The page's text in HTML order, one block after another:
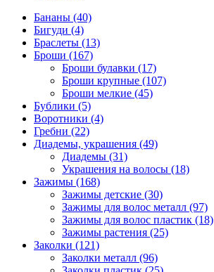
Бананы (40)
Бигуди (4)
Браслеты (13)
Броши (167)
Броши булавки (17)
Броши крупные (107)
Броши мелкие (45)
Бублики (5)
Воротники (4)
Гребни (22)
Диадемы, украшения (49)
Диадемы (31)
Украшения на волосы (18)
Зажимы (168)
Зажимы детские (30)
Зажимы для волос металл (97)
Зажимы для волос пластик (18)
Зажимы растения (25)
Заколки (121)
Заколки металл (96)